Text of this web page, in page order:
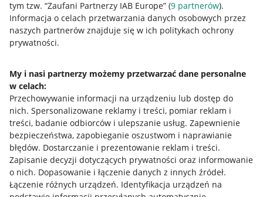
tym tzw. “Zaufani Partnerzy IAB Europe” (9 partnerów).
Informacja o celach przetwarzania danych osobowych przez
naszych partnerów znajduje się w ich politykach ochrony
prywatności.
My i nasi partnerzy możemy przetwarzać dane personalne
w celach:
Przechowywanie informacji na urządzeniu lub dostęp do
nich. Spersonalizowane reklamy i treści, pomiar reklam i
treści, badanie odbiorców i ulepszanie usług. Zapewnienie
bezpieczeństwa, zapobieganie oszustwom i naprawianie
błędów. Dostarczanie i prezentowanie reklam i treści.
Zapisanie decyzji dotyczących prywatności oraz informowanie
o nich. Dopasowanie i łączenie danych z innych źródeł.
Łączenie różnych urządzeń. Identyfikacja urządzeń na
Przydatne informacje
Jak to działa
Allegro Gadane dla sprzedających
Allegro Gadane dla kupujących
Mapa miejscowości
Informacje prawne
Regulamin